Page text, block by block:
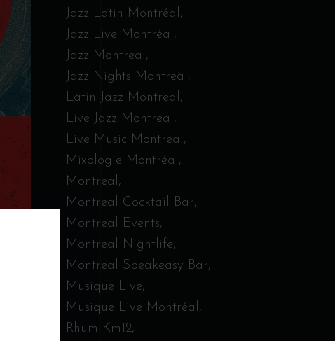
Jazz Latin Montréal
Jazz Live Montréal
Jazz Montreal
Jazz Nights Montreal
Latin Jazz Montreal
Live Jazz Montreal
Live Music Montreal
Mixologie Montréal
Montreal
Montreal Cocktail Bar
Montreal Events
Montreal Nightlife
Montreal Speakeasy Bar
Musique Live
Musique Live Montréal
Rhum Km12